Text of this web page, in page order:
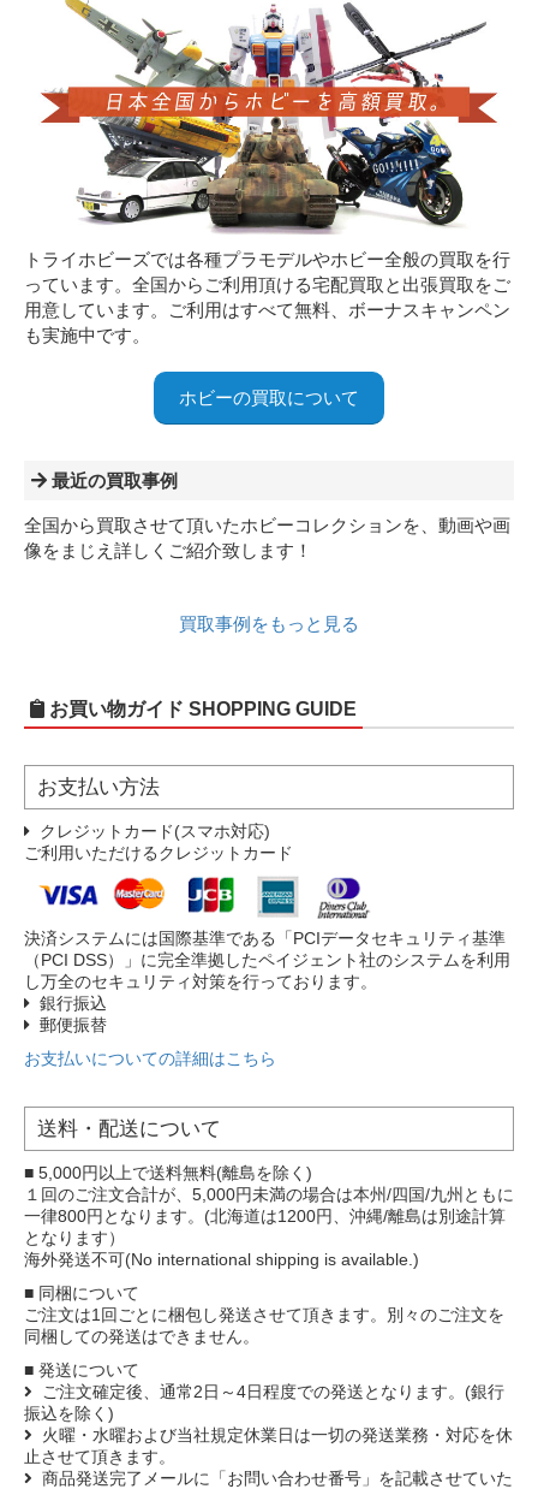
トライホビーズでは各種プラモデルやホビー全般の買取を行
っています。全国からご利用頂ける宅配買取と出張買取をご
用意しています。ご利用はすべて無料、ボーナスキャンペン
も実施中です。
ホビーの買取について
最近の買取事例
全国から買取させて頂いたホビーコレクションを、動画や画
像をまじえ詳しくご紹介致します！
買取事例をもっと見る
お買い物ガイド SHOPPING GUIDE
お支払い方法
クレジットカード(スマホ対応)
ご利用いただけるクレジットカード
決済システムには国際基準である「PCIデータセキュリティ基準
（PCI DSS）」に完全準拠したペイジェント社のシステムを利用
し万全のセキュリティ対策を行っております。
銀行振込
郵便振替
お支払いについての詳細はこちら
送料・配送について
■ 5,000円以上で送料無料(離島を除く)
１回のご注文合計が、5,000円未満の場合は本州/四国/九州ともに
一律800円となります。(北海道は1200円、沖縄/離島は別途計算
となります）
海外発送不可(No international shipping is available.)
■ 同梱について
ご注文は1回ごとに梱包し発送させて頂きます。別々のご注文を
同梱しての発送はできません。
■ 発送について
ご注文確定後、通常2日～4日程度での発送となります。(銀行
振込を除く)
火曜・水曜および当社規定休業日は一切の発送業務・対応を休
止させて頂きます。
商品発送完了メールに「お問い合わせ番号」を記載させていた